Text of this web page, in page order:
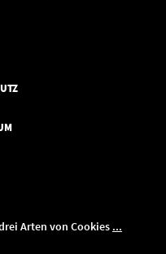
Arten von Cookies ...